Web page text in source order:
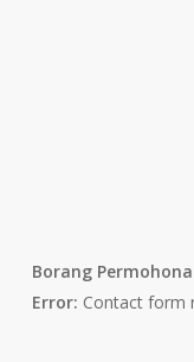
Borang
Error: Contact form